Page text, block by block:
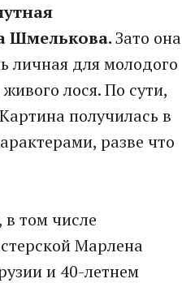
Шмелькова.Зато она
личная для молодого
лося. По сути,
получилась в
разве что
том числе
Марлена
и 40-летнем